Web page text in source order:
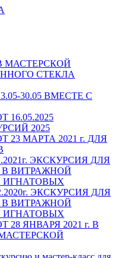
МАСТЕРСКОЙ
СТЕКЛА
30.05 ВМЕСТЕ С
2025
23 МАРТА 2021 г. ДЛЯ
ЭКСКУРСИЯ ДЛЯ
ВИТРАЖНОЙ
ИГНАТОВЫХ
ЭКСКУРСИЯ ДЛЯ
ВИТРАЖНОЙ
ИГНАТОВЫХ
28 ЯНВАРЯ 2021 г. В